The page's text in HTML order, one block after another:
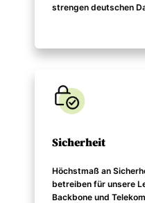
strengen deutschen
Sicherheit
Höchstmaß an
betreiben für unsere
Backbone und